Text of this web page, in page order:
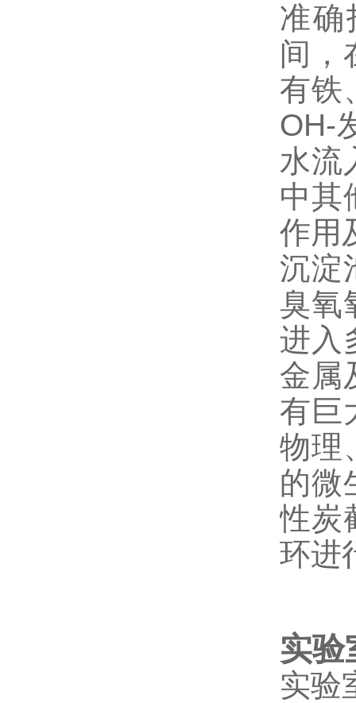
准确
间，
有铁
OH-
水流
中其
作用
沉淀
臭氧
进入
金属
有巨
物理
的微
性炭
环进
实验
实验